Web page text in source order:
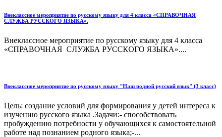
Внеклассное мероприятие по русскому языку для 4 класса «СПРАВОЧНАЯ
СЛУЖБА РУССКОГО ЯЗЫКА».
Внеклассное мероприятие по русскому языку для 4 класса
«СПРАВОЧНАЯ СЛУЖБА РУССКОГО ЯЗЫКА»....
Внеклассное мероприятие по русскому языку "Наш родной русский язык" (3 класс)
Цель: создание условий для формирования у детей интереса к
изучению русского языка .Задачи:- способствовать
пробуждению потребности у обучающихся к самостоятельной
работе над познанием родного языка;-...